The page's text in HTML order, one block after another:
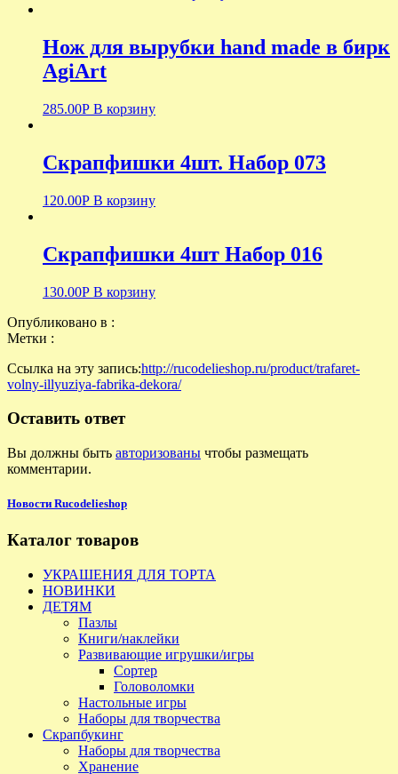
Нож для вырубки hand made в бирк
AgiArt
285.00Р В корзину
Скрапфишки 4шт. Набор 073
120.00Р В корзину
Скрапфишки 4шт Набор 016
130.00Р В корзину
Опубликовано в :
Метки :
Ссылка на эту запись:http://rucodelieshop.ru/product/trafaret-
volny-illyuziya-fabrika-dekora/
Оставить ответ
Вы должны быть авторизованы чтобы размещать
комментарии.
Новости Rucodelieshop
Каталог товаров
УКРАШЕНИЯ ДЛЯ ТОРТА
НОВИНКИ
ДЕТЯМ
Пазлы
Книги/наклейки
Развивающие игрушки/игры
Сортер
Головоломки
Настольные игры
Наборы для творчества
Скрапбукинг
Наборы для творчества
Хранение